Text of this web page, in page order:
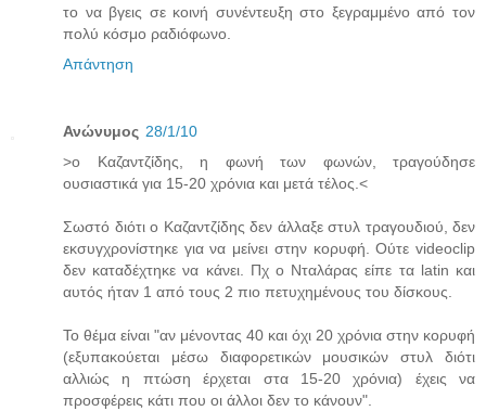
το να βγεις σε κοινή συνέντευξη στο ξεγραμμένο από τον
πολύ κόσμο ραδιόφωνο.
Απάντηση
Ανώνυμος 28/1/10
>o Καζαντζίδης, η φωνή των φωνών, τραγούδησε
ουσιαστικά για 15-20 χρόνια και μετά τέλος.<
Σωστό διότι ο Καζαντζίδης δεν άλλαξε στυλ τραγουδιού, δεν
εκσυγχρονίστηκε για να μείνει στην κορυφή. Ούτε videoclip
δεν καταδέχτηκε να κάνει. Πχ ο Νταλάρας είπε τα latin και
αυτός ήταν 1 από τους 2 πιο πετυχημένους του δίσκους.
Το θέμα είναι "αν μένοντας 40 και όχι 20 χρόνια στην κορυφή
(εξυπακούεται μέσω διαφορετικών μουσικών στυλ διότι
αλλιώς η πτώση έρχεται στα 15-20 χρόνια) έχεις να
προσφέρεις κάτι που οι άλλοι δεν το κάνουν".